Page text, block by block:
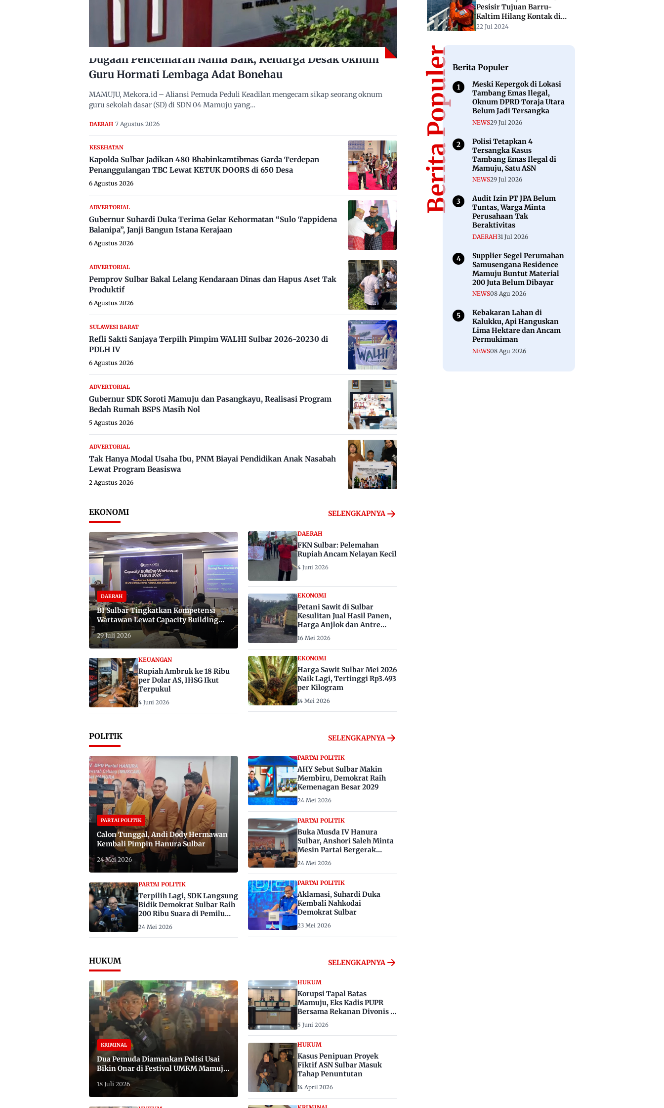
Dugaan Pencemaran Nama Baik, Keluarga Desak Oknum
Guru Hormati Lembaga Adat Bonehau
MAMUJU, Mekora.id – Aliansi Pemuda Peduli Keadilan mengecam sikap seorang oknum
guru sekolah dasar (SD) di SDN 04 Mamuju yang…
DAERAH 7 Agustus 2026
KESEHATAN
Kapolda Sulbar Jadikan 480 Bhabinkamtibmas Garda Terdepan
Penanggulangan TBC Lewat KETUK DOORS di 650 Desa
6 Agustus 2026
ADVERTORIAL
Gubernur Suhardi Duka Terima Gelar Kehormatan “Sulo Tappidena
Balanipa”, Janji Bangun Istana Kerajaan
6 Agustus 2026
ADVERTORIAL
Pemprov Sulbar Bakal Lelang Kendaraan Dinas dan Hapus Aset Tak
Produktif
6 Agustus 2026
SULAWESI BARAT
Refli Sakti Sanjaya Terpilh Pimpim WALHI Sulbar 2026-20230 di
PDLH IV
6 Agustus 2026
ADVERTORIAL
Gubernur SDK Soroti Mamuju dan Pasangkayu, Realisasi Program
Bedah Rumah BSPS Masih Nol
5 Agustus 2026
ADVERTORIAL
Tak Hanya Modal Usaha Ibu, PNM Biayai Pendidikan Anak Nasabah
Lewat Program Beasiswa
2 Agustus 2026
EKONOMI SELENGKAPNYA
DAERAH
BI Sulbar Tingkatkan Kompetensi
Wartawan Lewat Capacity Building
2026
29 Juli 2026
KEUANGAN
Rupiah Ambruk ke 18 Ribu
per Dolar AS, IHSG Ikut
Terpukul
4 Juni 2026
DAERAH
FKN Sulbar: Pelemahan
Rupiah Ancam Nelayan Kecil
4 Juni 2026
EKONOMI
Petani Sawit di Sulbar
Kesulitan Jual Hasil Panen,
Harga Anjlok dan Antre
Berhari-hari
16 Mei 2026
EKONOMI
Harga Sawit Sulbar Mei 2026
Naik Lagi, Tertinggi Rp3.493
per Kilogram
14 Mei 2026
POLITIK SELENGKAPNYA
PARTAI POLITIK
Calon Tunggal, Andi Dody Hermawan
Kembali Pimpin Hanura Sulbar
24 Mei 2026
PARTAI POLITIK
Terpilih Lagi, SDK Langsung
Bidik Demokrat Sulbar Raih
200 Ribu Suara di Pemilu
2029
24 Mei 2026
PARTAI POLITIK
AHY Sebut Sulbar Makin
Membiru, Demokrat Raih
Kemenagan Besar 2029
24 Mei 2026
PARTAI POLITIK
Buka Musda IV Hanura
Sulbar, Anshori Saleh Minta
Mesin Partai Bergerak
Menangkan Pemilu 2029
24 Mei 2026
PARTAI POLITIK
Aklamasi, Suhardi Duka
Kembali Nahkodai
Demokrat Sulbar
23 Mei 2026
HUKUM SELENGKAPNYA
KRIMINAL
Dua Pemuda Diamankan Polisi Usai
Bikin Onar di Festival UMKM Mamuju,
Satu Bawa Badik
18 Juli 2026
HUKUM
Korupsi Tapal Batas
Mamuju, Eks Kadis PUPR
Bersama Rekanan Divonis 6
dan 8 Tahun Penjara
5 Juni 2026
HUKUM
Kasus Penipuan Proyek
Fiktif ASN Sulbar Masuk
Tahap Penuntutan
14 April 2026
Pesisir Tujuan Barru-
Kaltim Hilang Kontak di
Perairan Mamuju
22 Jul 2024
Berita PopulerBerita Populer
Meski Kepergok di Lokasi
Tambang Emas Ilegal,
Oknum DPRD Toraja Utara
Belum Jadi Tersangka
NEWS29 Jul 2026
Polisi Tetapkan 4
Tersangka Kasus
Tambang Emas Ilegal di
Mamuju, Satu ASN
NEWS29 Jul 2026
Audit Izin PT JPA Belum
Tuntas, Warga Minta
Perusahaan Tak
Beraktivitas
DAERAH31 Jul 2026
Supplier Segel Perumahan
Samusengana Residence
Mamuju Buntut Material
200 Juta Belum Dibayar
NEWS08 Agu 2026
Kebakaran Lahan di
Kalukku, Api Hanguskan
Lima Hektare dan Ancam
Permukiman
NEWS08 Agu 2026